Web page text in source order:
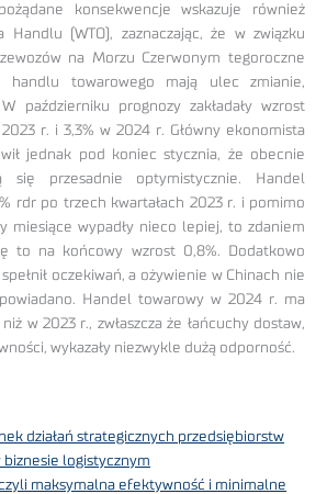
konsekwencje wskazuje również
Handlu (WTO), zaznaczając, że w związku
na Morzu Czerwonym tegoroczne
handlu towarowego mają ulec zmianie,
październiku prognozy zakładały wzrost
r. i 3,3% w 2024 r. Główny ekonomista
jednak pod koniec stycznia, że obecnie
się przesadnie optymistycznie. Handel
rdr po trzech kwartałach 2023 r. i pomimo
miesiące wypadły nieco lepiej, to zdaniem
to na końcowy wzrost 0,8%. Dodatkowo
oczekiwań, a ożywienie w Chinach nie
Handel towarowy w 2024 r. ma
w 2023 r., zwłaszcza że łańcuchy dostaw,
wykazały niezwykle dużą odporność.
działań strategicznych przedsiębiorstw
logistycznym
maksymalna efektywność i minimalne